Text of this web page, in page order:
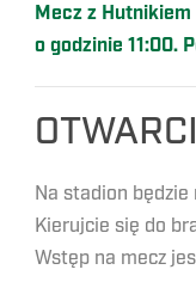
Mecz z
o godzinie 11:00.
Na stadion będzie
Kierujcie się do
Wstęp na mecz